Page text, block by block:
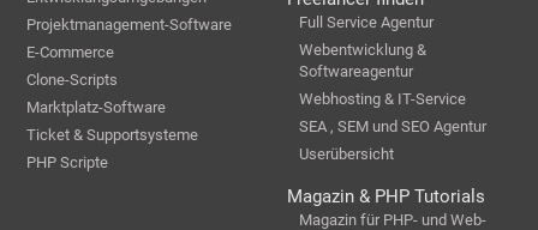
Projektmanagement-Software
E-Commerce
Clone-Scripts
Marktplatz-Software
Ticket & Supportsysteme
PHP Scripte
Full Service Agentur
Webentwicklung &
Softwareagentur
Webhosting & IT-Service
SEA , SEM und SEO Agentur
Userübersicht
Magazin & PHP Tutorials
Magazin für PHP- und Web-